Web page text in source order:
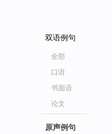
双语例句
全部
口语
书面语
论文
原声例句